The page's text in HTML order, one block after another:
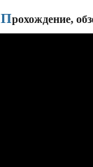
Прохождение,